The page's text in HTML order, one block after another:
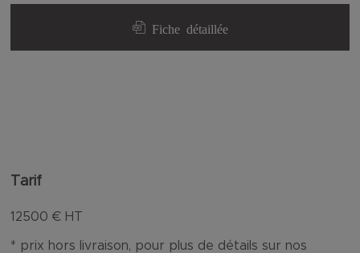
Fiche détaillée
Tarif
12500€ HT
* prix hors livraison, pour plus de détails sur nos